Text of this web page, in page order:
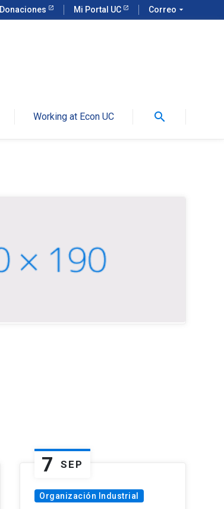
Donaciones Mi Portal UC Correo arrow_drop_down
Working at Econ UC search
7 SEP
Organización Industrial